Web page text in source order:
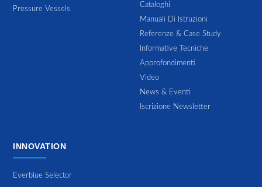
Pressure Vessels
Cataloghi
Manuali Di Istruzioni
Referenze & Case Study
Informative Tecniche
Approfondimenti
Video
News & Eventi
Iscrizione Newsletter
INNOVATION
Everblue Selector